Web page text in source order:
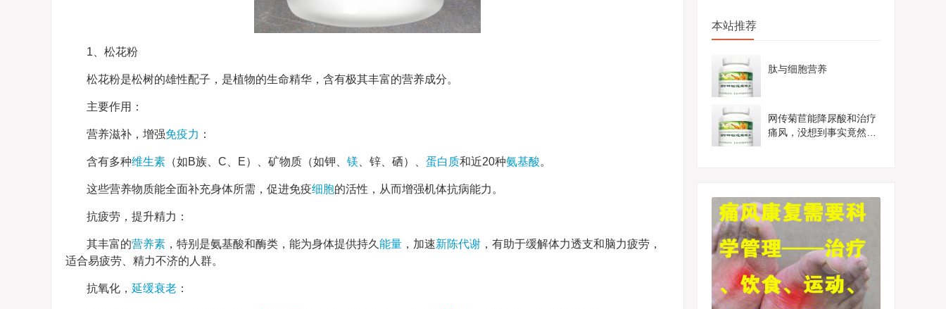
1、松花粉
松花粉是松树的雄性配子，是植物的生命精华，含有极其丰富的营养成分。
主要作用：
营养滋补，增强免疫力 ：
含有多种维生素 （如B族、C、E）、矿物质（如钾、 镁 、锌、硒）、 蛋白质和近20种氨基酸。
这些营养物质能全面补充身体所需，促进免疫细胞的活性，从而增强机体抗病能力。
抗疲劳，提升精力：
其丰富的营养素 ，特别是氨基酸和酶类，能为身体提供持久 能量 ，加速新陈代谢 ，有助于缓解体力透支和脑力疲劳，
适合易疲劳、精力不济的人群。
抗氧化， 延缓衰老 ：
本站推荐
肽与细胞营养
网传菊苣能降尿酸和治疗
痛风，没想到事实竟然是